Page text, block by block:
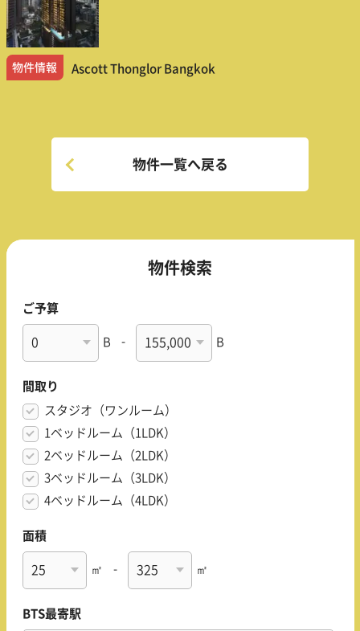
物件情報 Ascott Thonglor Bangkok
物件一覧へ戻る
物件検索
ご予算
B - B
間取り
スタジオ（ワンルーム）
1ベッドルーム（1LDK）
2ベッドルーム（2LDK）
3ベッドルーム（3LDK）
4ベッドルーム（4LDK）
面積
㎡ - ㎡
BTS最寄駅